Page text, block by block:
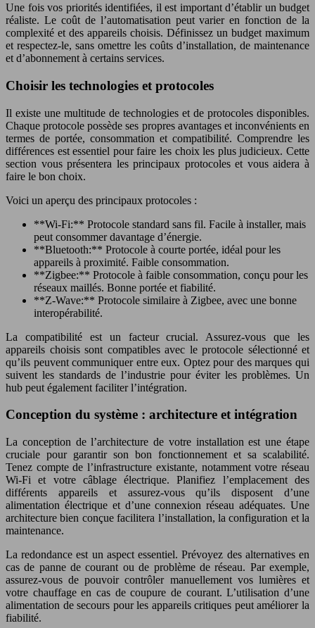
Une fois vos priorités identifiées, il est important d’établir un budget
réaliste. Le coût de l’automatisation peut varier en fonction de la
complexité et des appareils choisis. Définissez un budget maximum
et respectez-le, sans omettre les coûts d’installation, de maintenance
et d’abonnement à certains services.
Choisir les technologies et protocoles
Il existe une multitude de technologies et de protocoles disponibles.
Chaque protocole possède ses propres avantages et inconvénients en
termes de portée, consommation et compatibilité. Comprendre les
différences est essentiel pour faire les choix les plus judicieux. Cette
section vous présentera les principaux protocoles et vous aidera à
faire le bon choix.
Voici un aperçu des principaux protocoles :
**Wi-Fi:** Protocole standard sans fil. Facile à installer, mais
peut consommer davantage d’énergie.
**Bluetooth:** Protocole à courte portée, idéal pour les
appareils à proximité. Faible consommation.
**Zigbee:** Protocole à faible consommation, conçu pour les
réseaux maillés. Bonne portée et fiabilité.
**Z-Wave:** Protocole similaire à Zigbee, avec une bonne
interopérabilité.
La compatibilité est un facteur crucial. Assurez-vous que les
appareils choisis sont compatibles avec le protocole sélectionné et
qu’ils peuvent communiquer entre eux. Optez pour des marques qui
suivent les standards de l’industrie pour éviter les problèmes. Un
hub peut également faciliter l’intégration.
Conception du système : architecture et intégration
La conception de l’architecture de votre installation est une étape
cruciale pour garantir son bon fonctionnement et sa scalabilité.
Tenez compte de l’infrastructure existante, notamment votre réseau
Wi-Fi et votre câblage électrique. Planifiez l’emplacement des
différents appareils et assurez-vous qu’ils disposent d’une
alimentation électrique et d’une connexion réseau adéquates. Une
architecture bien conçue facilitera l’installation, la configuration et la
maintenance.
La redondance est un aspect essentiel. Prévoyez des alternatives en
cas de panne de courant ou de problème de réseau. Par exemple,
assurez-vous de pouvoir contrôler manuellement vos lumières et
votre chauffage en cas de coupure de courant. L’utilisation d’une
alimentation de secours pour les appareils critiques peut améliorer la
fiabilité.